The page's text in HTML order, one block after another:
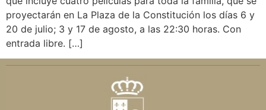
proyectarán en La Plaza de la Constitución los días 6 y
20 de julio; 3 y 17 de agosto, a las 22:30 horas. Con
entrada libre. […]